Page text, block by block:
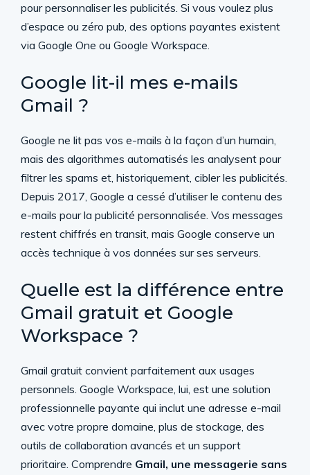
pour personnaliser les publicités. Si vous voulez plus
d’espace ou zéro pub, des options payantes existent
via Google One ou Google Workspace.
Google lit-il mes e-mails
Gmail ?
Google ne lit pas vos e-mails à la façon d’un humain,
mais des algorithmes automatisés les analysent pour
filtrer les spams et, historiquement, cibler les publicités.
Depuis 2017, Google a cessé d’utiliser le contenu des
e-mails pour la publicité personnalisée. Vos messages
restent chiffrés en transit, mais Google conserve un
accès technique à vos données sur ses serveurs.
Quelle est la différence entre
Gmail gratuit et Google
Workspace ?
Gmail gratuit convient parfaitement aux usages
personnels. Google Workspace, lui, est une solution
professionnelle payante qui inclut une adresse e-mail
avec votre propre domaine, plus de stockage, des
outils de collaboration avancés et un support
prioritaire. Comprendre Gmail, une messagerie sans